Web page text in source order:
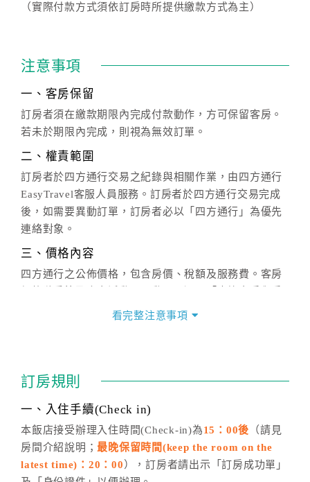
（實際付款方式須依訂房時所提供繳款方式為主）
注意事項
一、客房保留
訂房者須在繳款期限內完成付款動作，方可保留客房。
若未於期限內完成，則視為無效訂單。
二、權責範圍
訂房者於四方通行交易之紀錄與相關作業，由四方通行
EasyTravel客服人員服務。訂房者於四方通行交易完成
後，如需要異動訂單，訂房者必以「四方通行」為優先
連絡對象。
三、價格內容
四方通行之公佈價格，包含房價、稅額及服務費。客房
價」之當日價格為標準。
話方式異動訂單。
※非客服時間之申辦異動，皆為次日計算及辦理。
五、客服時間
週一至週日，上午9:00～晚上6:00
六、聯絡方式
看完整注意事項
訂房規則
一、入住手續(Check in)
本飯店接受辦理入住時間(Check-in)為15：00後 （請見
房間介紹說明；最晚保留時間(keep the room on the
latest time)：20：00 ），訂房者請出示「訂房成功單」